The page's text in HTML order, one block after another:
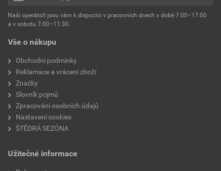
Environmentální prohlášení výrobku
Stáhnout
Velikost
hmotnost 25 kg
typ výrobku
faktor difuzního odporu
Vše o nákupu
Obchodní podmínky
Reklamace a vrácení zboží
Značky
Slovník pojmů
Zpracování osobních údajů
Nastavení cookies
ŠTĚDRÁ SEZÓNA
Užitečné informace
Naši operátoři jsou vám k dispozici v pracovních dnech v době 7:00–17:00
a v sobotu 7:00–11:30.